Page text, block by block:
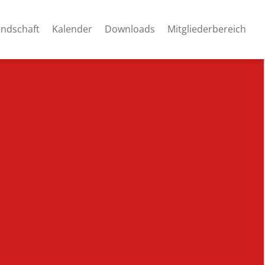
Kalender Downloads Mitgliederbereich